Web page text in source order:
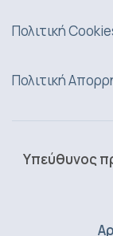
Πολιτική
Πολιτική
Υπεύθυνος